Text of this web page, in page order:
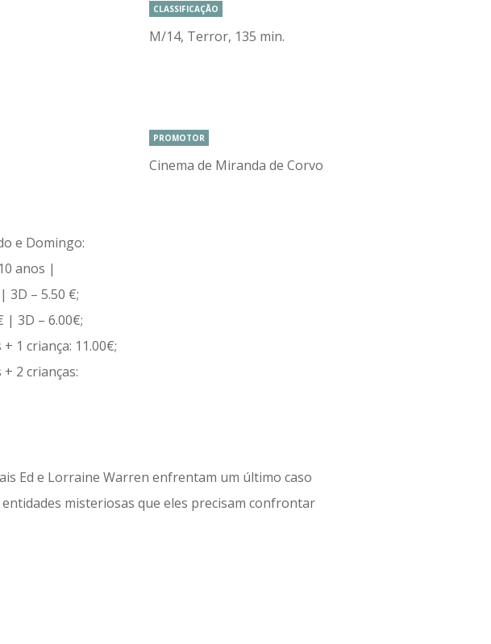
CLASSIFICAÇÃO
M/14, Terror, 135 min.
PROMOTOR
Cinema de Miranda de Corvo
e Domingo:
anos |
3D – 5.50 €;
| 3D – 6.00€;
1 criança: 11.00€;
2 crianças:
Ed e Lorraine Warren enfrentam um último caso
misteriosas que eles precisam confrontar